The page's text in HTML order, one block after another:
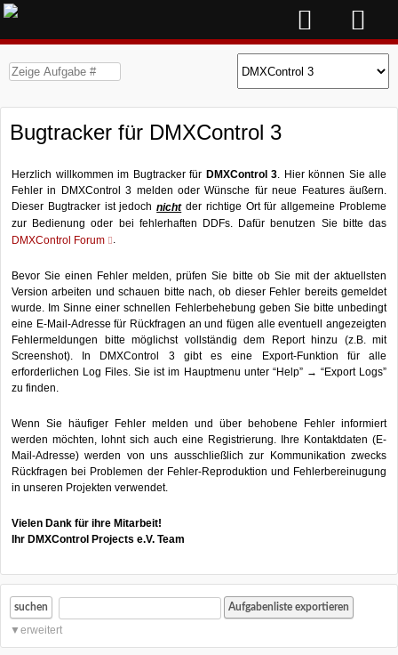
Bugtracker für DMXControl 3
Herzlich willkommen im Bugtracker für DMXControl 3. Hier können Sie alle
Fehler in DMXControl 3 melden oder Wünsche für neue Features äußern.
Dieser Bugtracker ist jedochnichtder richtige Ort für allgemeine Probleme
zur Bedienung oder bei fehlerhaften DDFs. Dafür benutzen Sie bitte das
DMXControl Forum
.
Bevor Sie einen Fehler melden, prüfen Sie bitte ob Sie mit der aktuellsten
Version arbeiten und schauen bitte nach, ob dieser Fehler bereits gemeldet
wurde. Im Sinne einer schnellen Fehlerbehebung geben Sie bitte unbedingt
eine E-Mail-Adresse für Rückfragen an und fügen alle eventuell angezeigten
Fehlermeldungen bitte möglichst vollständig dem Report hinzu (z.B. mit
Screenshot). In DMXControl 3 gibt es eine Export-Funktion für alle
erforderlichen Log Files. Sie ist im Hauptmenu unter “Help” → “Export Logs”
zu finden.
Wenn Sie häufiger Fehler melden und über behobene Fehler informiert
werden möchten, lohnt sich auch eine Registrierung. Ihre Kontaktdaten (E-
Mail-Adresse) werden von uns ausschließlich zur Kommunikation zwecks
Rückfragen bei Problemen der Fehler-Reproduktion und Fehlerbereinugung
in unseren Projekten verwendet.
Vielen Dank für ihre Mitarbeit!
Ihr DMXControl Projects e.V. Team
suchen
erweitert